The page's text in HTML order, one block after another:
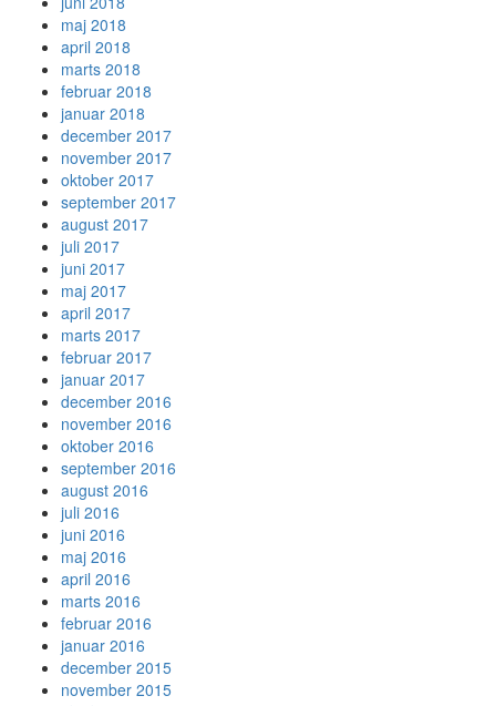
maj 2018
april 2018
marts 2018
februar 2018
januar 2018
december 2017
november 2017
oktober 2017
september 2017
august 2017
juli 2017
juni 2017
maj 2017
april 2017
marts 2017
februar 2017
januar 2017
december 2016
november 2016
oktober 2016
september 2016
august 2016
juli 2016
juni 2016
maj 2016
april 2016
marts 2016
februar 2016
januar 2016
december 2015
november 2015